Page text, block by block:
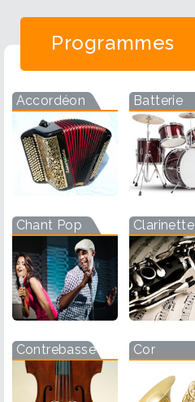
Programmes
Accordéon Batterie
Chant Pop Clarinette
Contrebasse Cor